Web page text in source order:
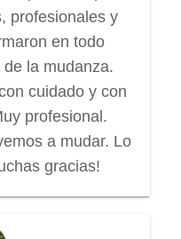
profesionales y
en todo
la mudanza.
cuidado y con
profesional.
a mudar. Lo
gracias!